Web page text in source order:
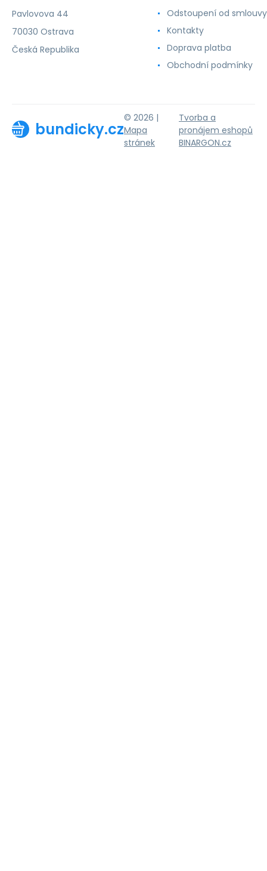
Pavlovova 44
70030 Ostrava
Česká Republika
Odstoupení od smlouvy
Kontakty
Doprava platba
Obchodní podmínky
bundicky.cz
© 2026 |
Mapa
stránek
Tvorba a
pronájem eshopů
BINARGON.cz